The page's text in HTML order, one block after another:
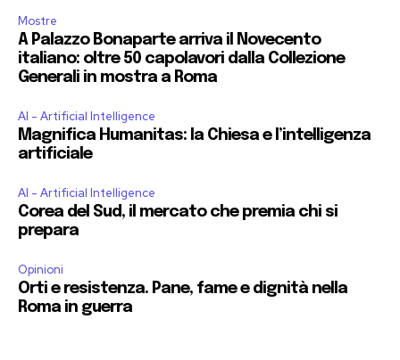
Mostre
A Palazzo Bonaparte arriva il Novecento
italiano: oltre 50 capolavori dalla Collezione
Generali in mostra a Roma
AI - Artificial Intelligence
Magnifica Humanitas: la Chiesa e l’intelligenza
artificiale
AI - Artificial Intelligence
Corea del Sud, il mercato che premia chi si
prepara
Opinioni
Orti e resistenza. Pane, fame e dignità nella
Roma in guerra